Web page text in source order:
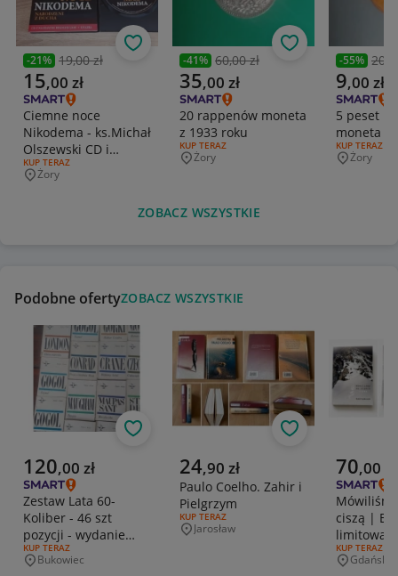
Poprzednia cena
-21% 19,00 zł
Aktualna cena
15,00 zł
Ciemne noce
Nikodema - ks.Michał
Olszewski CD i
książka
RODZAJ OFERTY:
KUP TERAZ
Miejscowość
Żory
Obserwuj
Poprzednia cena
-41% 60,00 zł
Aktualna cena
35,00 zł
20 rappenów moneta
z 1933 roku
RODZAJ OFERTY:
KUP TERAZ
Miejscowość
Żory
Obserwuj
-55%
Aktualna
9,00 zł
5 peset
moneta z
RODZAJ
KUP TERAZ
Żory
ZOBACZ WSZYSTKIE
Podobne ofertyZOBACZ WSZYSTKIE
Aktualna cena
120,00 zł
Zestaw Lata 60-
Koliber - 46 szt
pozycji - wydanie
kieszonkowe
RODZAJ OFERTY:
KUP TERAZ
Miejscowość
Bukowiec
Obserwuj
Aktualna cena
24,90 zł
Paulo Coelho. Zahir i
Pielgrzym
RODZAJ OFERTY:
KUP TERAZ
Miejscowość
Jarosław
Obserwuj
Aktualna
70,00
ciszą |
Autograf
RODZAJ
KUP TERAZ
Gdańsk